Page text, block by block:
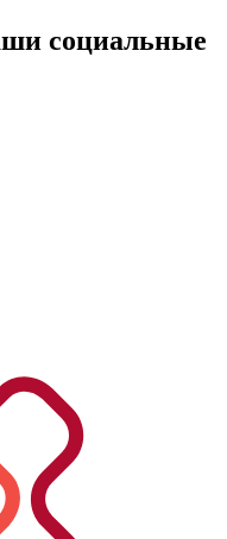
социальные